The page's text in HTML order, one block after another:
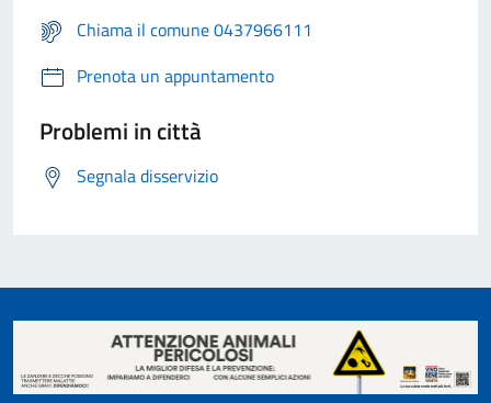
Chiama il comune 0437966111
Prenota un appuntamento
Problemi in città
Segnala disservizio